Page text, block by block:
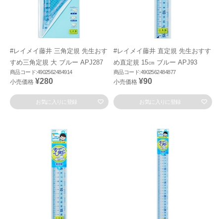
#レイメイ藤井 三角定規 先生おす
すめ三角定規 大 ブルー APJ287
商品コード:4902562484914
小売価格 ¥280
お気に入りに登録
#レイメイ藤井 直定規 先生おすす
め直定規 15㎝ ブルー APJ93
商品コード:4902562484877
小売価格 ¥90
お気に入りに登録